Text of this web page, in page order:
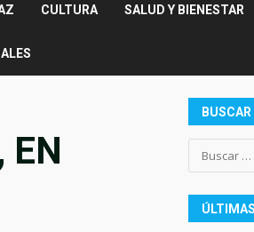
CULTURA SALUD Y BIENESTAR
EN
BUSCAR
Buscar: